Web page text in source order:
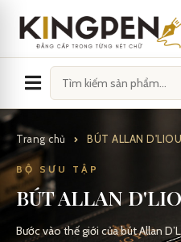
content
Trang chủ BÚT ALLAN
BỘ SƯU TẬP
BÚT ALLAN
Bước vào thế giới của bút Allan